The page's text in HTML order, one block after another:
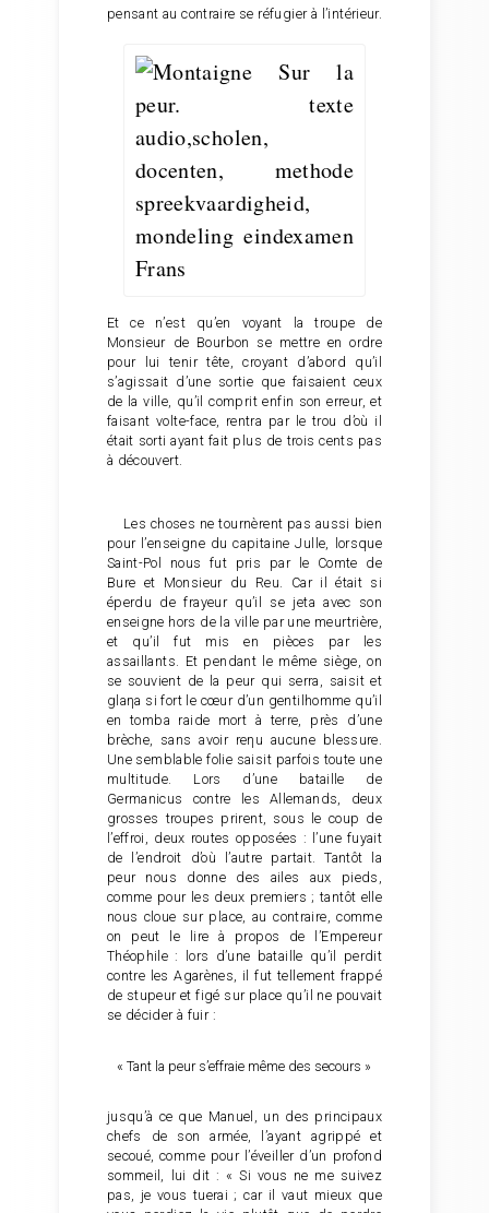
pensant au contraire se réfugier à l’intérieur.
Et ce n’est qu’en voyant la troupe de
Monsieur de Bourbon se mettre en ordre
pour lui tenir tête, croyant d’abord qu’il
s’agissait d’une sortie que faisaient ceux
de la ville, qu’il comprit enfin son erreur, et
faisant volte-face, rentra par le trou d’où il
était sorti ayant fait plus de trois cents pas
à découvert.
Les choses ne tournèrent pas aussi bien
pour l’enseigne du capitaine Julle, lorsque
Saint-Pol nous fut pris par le Comte de
Bure et Monsieur du Reu. Car il était si
éperdu de frayeur qu’il se jeta avec son
enseigne hors de la ville par une meurtrière,
et qu’il fut mis en pièces par les
assaillants. Et pendant le même siège, on
se souvient de la peur qui serra, saisit et
glaηa si fort le cœur d’un gentilhomme qu’il
en tomba raide mort à terre, près d’une
brèche, sans avoir reηu aucune blessure.
Une semblable folie saisit parfois toute une
multitude. Lors d’une bataille de
Germanicus contre les Allemands, deux
grosses troupes prirent, sous le coup de
l’effroi, deux routes opposées : l’une fuyait
de l’endroit d’où l’autre partait. Tantôt la
peur nous donne des ailes aux pieds,
comme pour les deux premiers ; tantôt elle
nous cloue sur place, au contraire, comme
on peut le lire à propos de l’Empereur
Théophile : lors d’une bataille qu’il perdit
contre les Agarènes, il fut tellement frappé
de stupeur et figé sur place qu’il ne pouvait
se décider à fuir :
« Tant la peur s’effraie même des secours »
jusqu’à ce que Manuel, un des principaux
chefs de son armée, l’ayant agrippé et
secoué, comme pour l’éveiller d’un profond
sommeil, lui dit : « Si vous ne me suivez
pas, je vous tuerai ; car il vaut mieux que